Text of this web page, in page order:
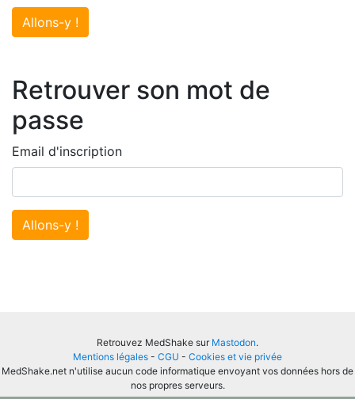
Allons-y !
Retrouver son mot de
passe
Email d'inscription
Allons-y !
Retrouvez MedShake sur Mastodon.
Mentions légales - CGU - Cookies et vie privée
MedShake.net n'utilise aucun code informatique envoyant vos données hors de
nos propres serveurs.